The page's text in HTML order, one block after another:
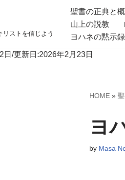
ストを信じよう
聖書の正典と
山上の説教
ヨハネの黙示録
/更新日:2026年2月23日
HOME »
ヨ
by Masa